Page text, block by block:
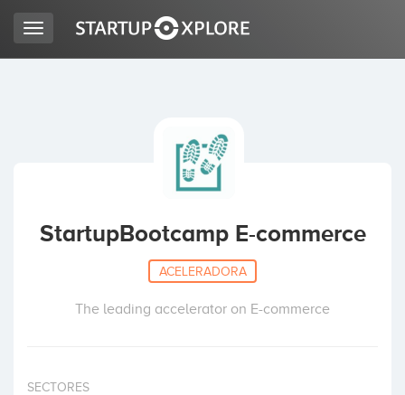
ACCESO
Toggle
navigation
StartupBootcamp E-commerce
ACELERADORA
The leading accelerator on E-commerce
SECTORES